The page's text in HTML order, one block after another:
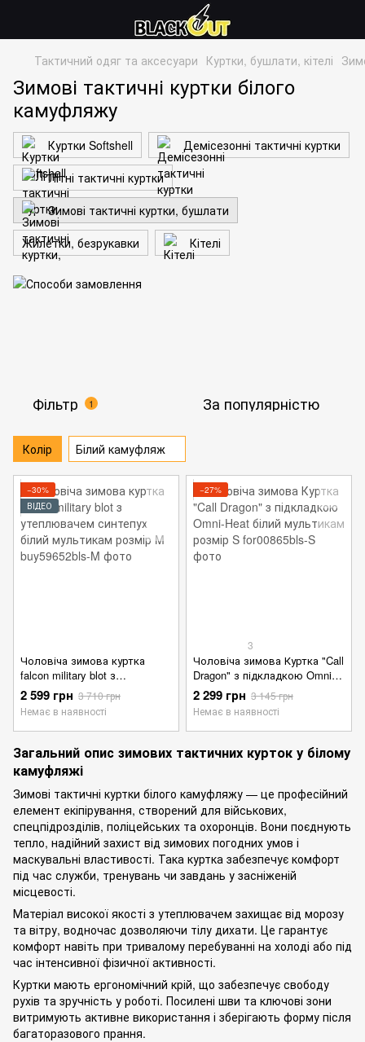
Тактичний одяг та аксесуари Куртки, бушлати, кітелі
Зимові тактичні куртки білого
камуфляжу
Куртки Softshell
Демісезонні тактичні куртки
Літні тактичні куртки
Зимові тактичні куртки, бушлати
Жилетки, безрукавки
Кітелі
Фільтр 1 За популярністю
Колір Білий камуфляж
−30%
ВІДЕО
Чоловіча зимова куртка
falcon military blot з
утеплювачем синтепух білий
мультикам розмір M
2 599 грн 3 710 грн
Немає в наявності
−27%
3
Чоловіча зимова Куртка "Call
Dragon" з підкладкою Omni-
Heat білий мультикам розмір
S
2 299 грн 3 145 грн
Немає в наявності
Загальний опис зимових тактичних курток у білому
камуфляжі
Зимові тактичні куртки білого камуфляжу — це професійний
елемент екіпірування, створений для військових,
спецпідрозділів, поліцейських та охоронців. Вони поєднують
тепло, надійний захист від зимових погодних умов і
маскувальні властивості. Така куртка забезпечує комфорт
під час служби, тренувань чи завдань у засніженій
місцевості.
Матеріал високої якості з утеплювачем захищає від морозу
та вітру, водночас дозволяючи тілу дихати. Це гарантує
комфорт навіть при тривалому перебуванні на холоді або під
час інтенсивної фізичної активності.
Куртки мають ергономічний крій, що забезпечує свободу
рухів та зручність у роботі. Посилені шви та ключові зони
витримують активне використання і зберігають форму після
багаторазового прання.